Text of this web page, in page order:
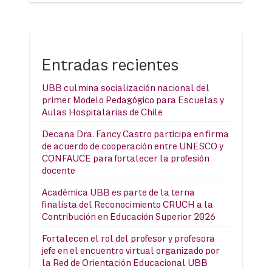
Entradas recientes
UBB culmina socialización nacional del
primer Modelo Pedagógico para Escuelas y
Aulas Hospitalarias de Chile
Decana Dra. Fancy Castro participa en firma
de acuerdo de cooperación entre UNESCO y
CONFAUCE para fortalecer la profesión
docente
Académica UBB es parte de la terna
finalista del Reconocimiento CRUCH a la
Contribución en Educación Superior 2026
Fortalecen el rol del profesor y profesora
jefe en el encuentro virtual organizado por
la Red de Orientación Educacional UBB